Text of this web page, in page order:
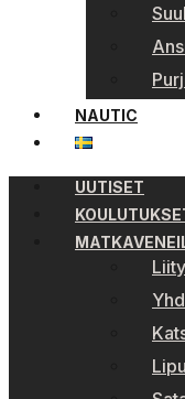
NAUTIC
UUTISET